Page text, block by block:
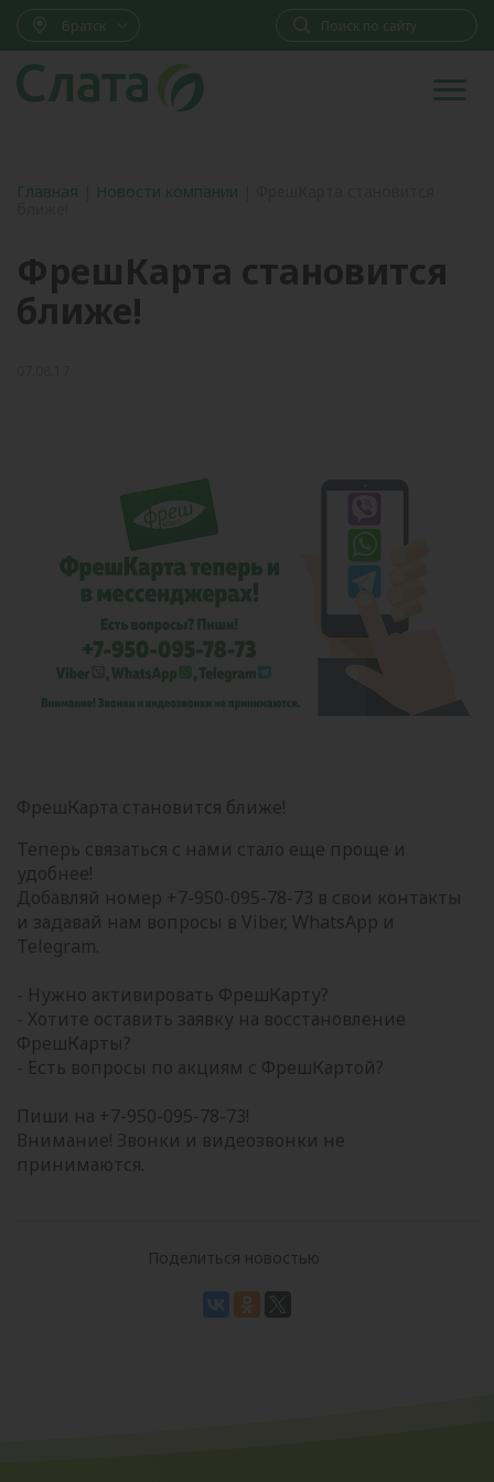
Братск
Главная Новости компании
ФрешКарта становится
ближе!
ФрешКарта становится ближе!
Теперь связаться с нами стало еще проще и
удобнее!
Добавляй номер +7-950-095-78-73 в свои контакты
и задавай нам вопросы в Viber, WhatsApp и
Telegram.
- Нужно активировать ФрешКарту?
- Хотите оставить заявку на восстановление
ФрешКарты?
- Есть вопросы по акциям с ФрешКартой?
Пиши на +7-950-095-78-73!
Внимание! Звонки и видеозвонки не
принимаются.
Поделиться новостью